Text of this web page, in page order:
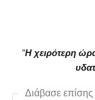
"Η χειρότερη
Διάβασε επίσης